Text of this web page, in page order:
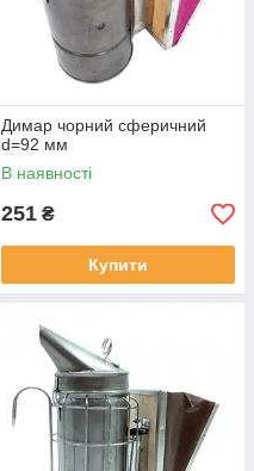
Димар чорний сферичний
d=92 мм
В наявності
251 ₴
Купити